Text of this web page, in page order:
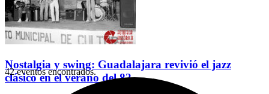
Nostalgia y swing: Guadalajara revivió el jazz
clásico en el verano del 82
42 eventos encontrados.